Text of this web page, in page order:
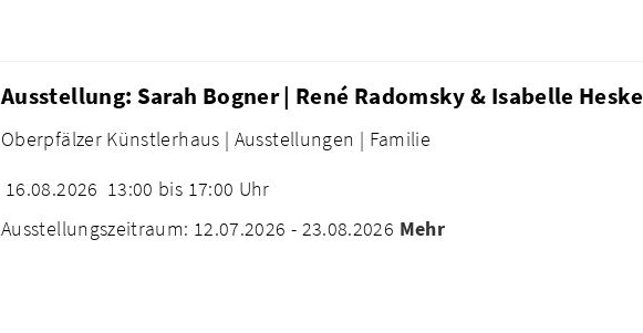
Ausstellung: Sarah Bogner | René Radomsky & Isabelle Heske
Oberpfälzer Künstlerhaus | Ausstellungen | Familie
16.08.2026 13:00 bis 17:00 Uhr
Ausstellungszeitraum: 12.07.2026 - 23.08.2026 Mehr